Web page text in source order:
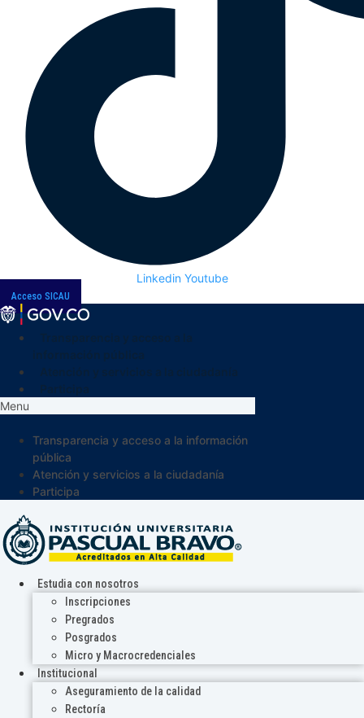
Linkedin Youtube
Acceso SICAU
Menu
Transparencia y acceso a la información
pública
Atención y servicios a la ciudadanía
Participa
Estudia con nosotros
Inscripciones
Pregrados
Posgrados
Micro y Macrocredenciales
Institucional
Aseguramiento de la calidad
Rectoría